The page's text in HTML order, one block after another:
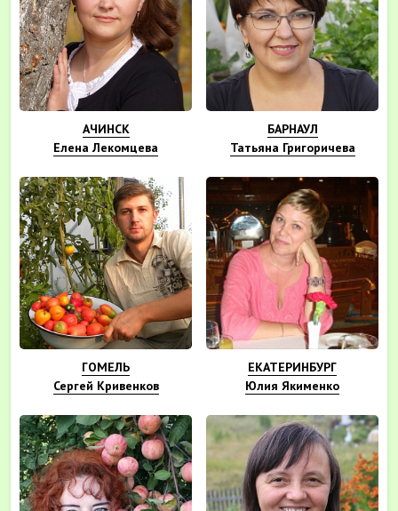
АЧИНСК
Елена Лекомцева
БАРНАУЛ
Татьяна Григоричева
ГОМЕЛЬ
Сергей Кривенков
ЕКАТЕРИНБУРГ
Юлия Якименко